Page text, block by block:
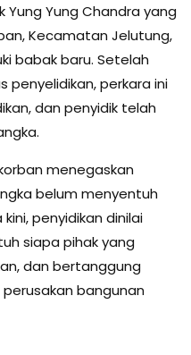
Yung Yung Chandra yang
Kecamatan Jelutung,
babak baru. Setelah
perkara ini
dan penyidik telah
menegaskan
belum menyentuh
penyidikan dinilai
siapa pihak yang
dan bertanggung
bangunan